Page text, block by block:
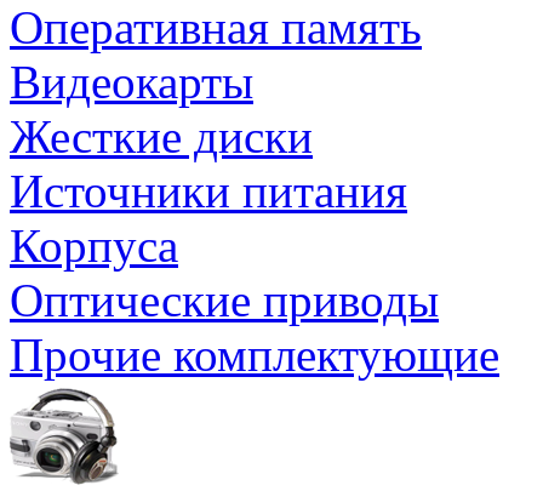
Оперативная память
Видеокарты
Жесткие диски
Источники питания
Корпуса
Оптические приводы
Прочие комплектующие